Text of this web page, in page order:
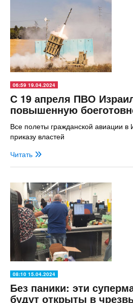
06:59 19.04.2024
С 19 апреля ПВО
повышенную
Все полеты гражданской авиации
приказу властей
Читать
08:10 15.04.2024
Без паники: эти
будут открыты в